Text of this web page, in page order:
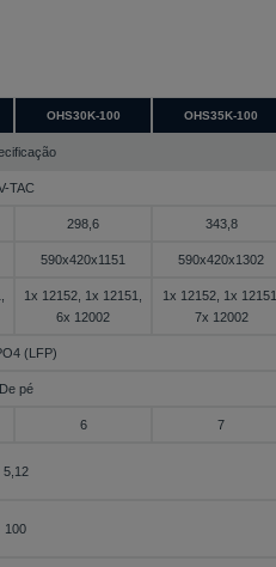
OHS30K-100 OHS35K-100
TAC
298,6 343,8
590x420x1151 590x420x1302
1x 12152, 1x 12151,
6x 12002
1x 12152, 1x 12151,
7x 12002
(LFP)
pé
6 7
5,12
100